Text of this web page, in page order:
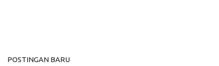
POSTINGAN BARU